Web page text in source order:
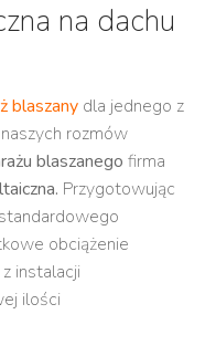
na dachu
blaszany dla jednego z
rozmów
blaszanego firma
Przygotowując
obciążenie
instalacji
ilości